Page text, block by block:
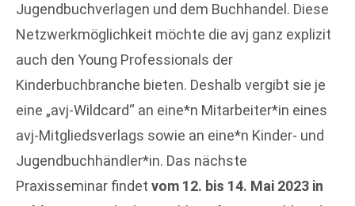
Jugendbuchverlagen und dem Buchhandel. Diese
Netzwerkmöglichkeit möchte die avj ganz explizit
auch den Young Professionals der
Kinderbuchbranche bieten. Deshalb vergibt sie je
eine „avj-Wildcard“ an eine*n Mitarbeiter*in eines
avj-Mitgliedsverlags sowie an eine*n Kinder- und
Jugendbuchhändler*in. Das nächste
Praxisseminar findet vom 12. bis 14. Mai 2023 in